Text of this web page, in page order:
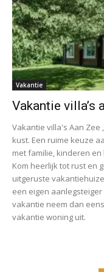
Vakantie
Vakantie villa’s
Vakantie villa's Aan
kust. Een ruime keuze
met familie, kinderen
Kom heerlijk tot rust en
uitgeruste
een eigen
vakantie neem dan
vakantie woning uit.